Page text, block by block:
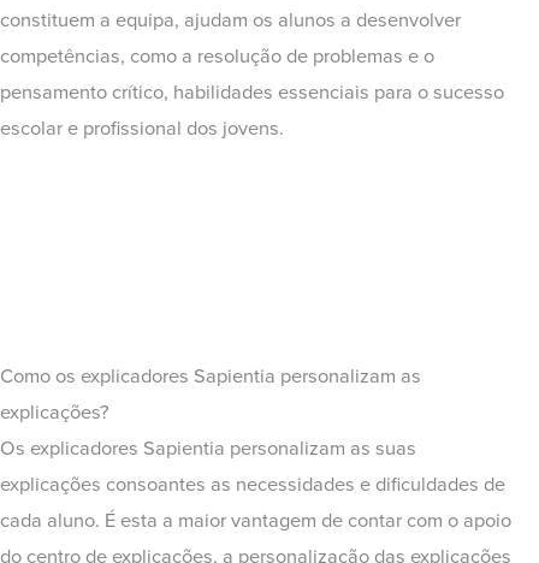
constituem a equipa, ajudam os alunos a desenvolver
competências, como a resolução de problemas e o
pensamento crítico, habilidades essenciais para o sucesso
escolar e profissional dos jovens.
Como os explicadores Sapientia personalizam as
explicações?
Os explicadores Sapientia personalizam as suas
explicações consoantes as necessidades e dificuldades de
cada aluno. É esta a maior vantagem de contar com o apoio
do centro de explicações, a personalização das explicações